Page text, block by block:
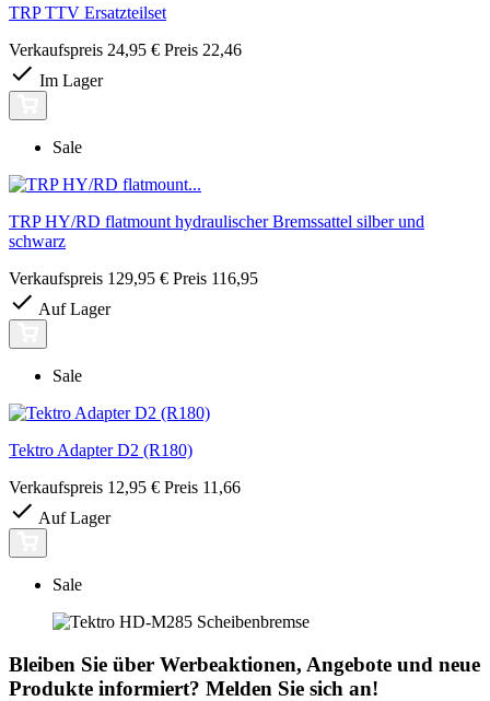
TRP TTV Ersatzteilset
Verkaufspreis 24,95 € Preis 22,46
Im Lager
Sale
TRP HY/RD flatmount hydraulischer Bremssattel silber und
schwarz
Verkaufspreis 129,95 € Preis 116,95
Auf Lager
Sale
Tektro Adapter D2 (R180)
Verkaufspreis 12,95 € Preis 11,66
Auf Lager
Sale
Bleiben Sie über Werbeaktionen, Angebote und neue
Produkte informiert? Melden Sie sich an!